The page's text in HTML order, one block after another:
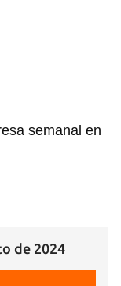
semanal en
de 2024